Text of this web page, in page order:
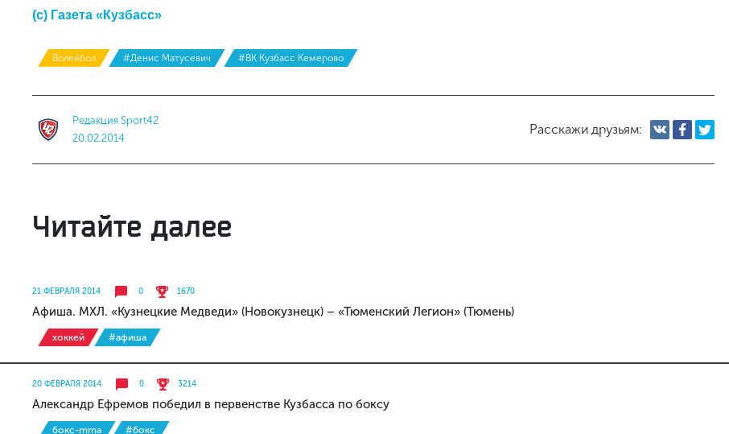
(с) Газета «Кузбасс»
Волейбол #Денис Матусевич #ВК Кузбасс Кемерово
Редакция Sport42
20.02.2014
Расскажи друзьям:
Читайте далее
21 ФЕВРАЛЯ 2014 0 1670
Афиша. МХЛ. «Кузнецкие Медведи» (Новокузнецк) – «Тюменский Легион» (Тюмень)
хоккей #афиша
20 ФЕВРАЛЯ 2014 0 3214
Александр Ефремов победил в первенстве Кузбасса по боксу
бокс-mma #бокс